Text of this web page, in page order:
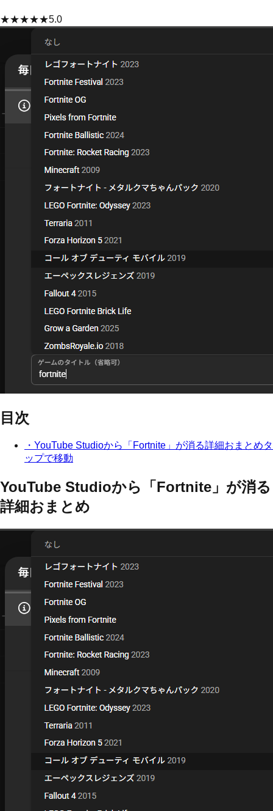
★★★★★5.0
目次
・ YouTube Studioから「Fortnite」が消る詳細おまとめタ
ップで移動
YouTube Studioから「Fortnite」が消る
詳細おまとめ